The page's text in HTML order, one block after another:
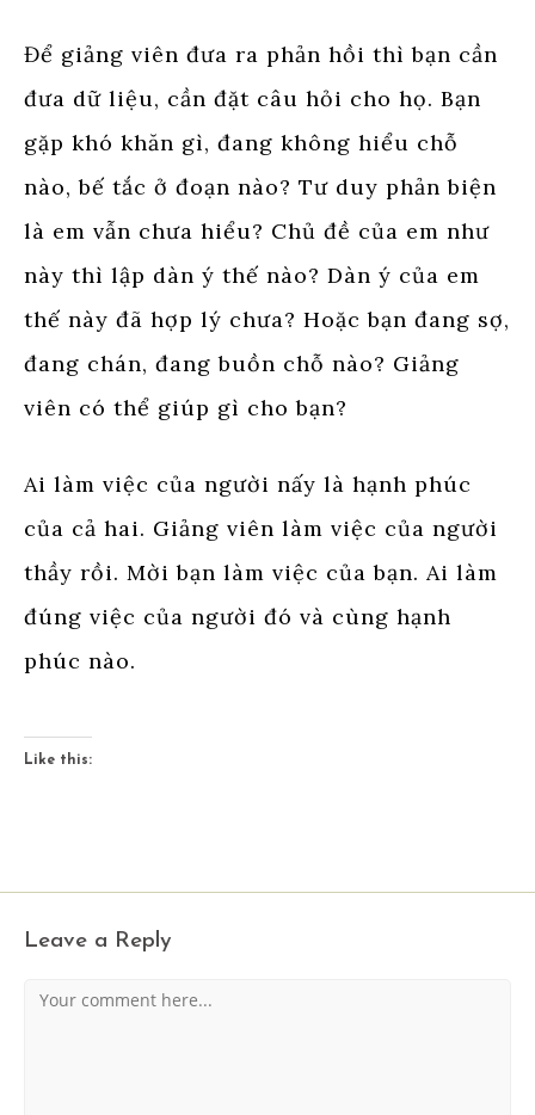
Để giảng viên đưa ra phản hồi thì bạn cần
đưa dữ liệu, cần đặt câu hỏi cho họ. Bạn
gặp khó khăn gì, đang không hiểu chỗ
nào, bế tắc ở đoạn nào? Tư duy phản biện
là em vẫn chưa hiểu? Chủ đề của em như
này thì lập dàn ý thế nào? Dàn ý của em
thế này đã hợp lý chưa? Hoặc bạn đang sợ,
đang chán, đang buồn chỗ nào? Giảng
viên có thể giúp gì cho bạn?
Ai làm việc của người nấy là hạnh phúc
của cả hai. Giảng viên làm việc của người
thầy rồi. Mời bạn làm việc của bạn. Ai làm
đúng việc của người đó và cùng hạnh
phúc nào.
Like this:
Leave a Reply
Comment